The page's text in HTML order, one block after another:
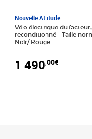
Nouvelle Attitude
Vélo électrique du facteur,
reconditionné - Taille normale -
Noir/ Rouge
1 490,00€